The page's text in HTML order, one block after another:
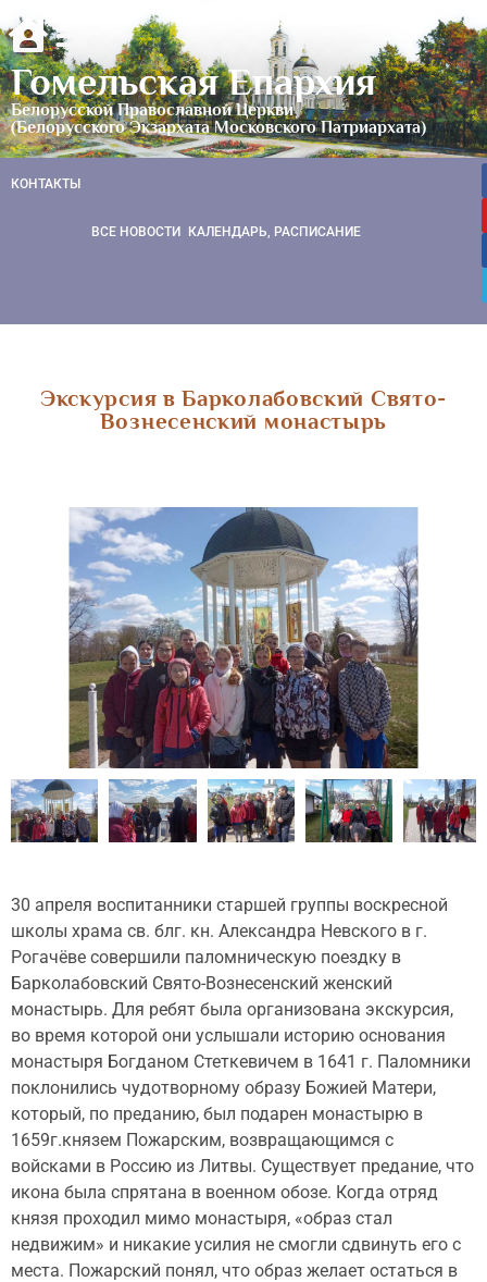
Гомельская Епархия
Белорусской Православной Церкви
(Белорусского Экзархата Московского Патриархата)
КОНТАКТЫ
ВСЕ НОВОСТИ КАЛЕНДАРЬ, РАСПИСАНИЕ
Экскурсия в Барколабовский Свято-
Вознесенский монастырь
30 апреля воспитанники старшей группы воскресной
школы храма св. блг. кн. Александра Невского в г.
Рогачёве совершили паломническую поездку в
Барколабовский Свято-Вознесенский женский
монастырь. Для ребят была организована экскурсия,
во время которой они услышали историю основания
монастыря Богданом Стеткевичем в 1641 г. Паломники
поклонились чудотворному образу Божией Матери,
который, по преданию, был подарен монастырю в
1659г.князем Пожарским, возвращающимся с
войсками в Россию из Литвы. Существует предание, что
икона была спрятана в военном обозе. Когда отряд
князя проходил мимо монастыря, «образ стал
недвижим» и никакие усилия не смогли сдвинуть его с
места. Пожарский понял, что образ желает остаться в